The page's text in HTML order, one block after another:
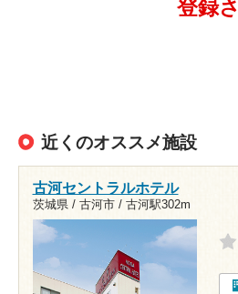
登録
近くのオススメ施設
古河セントラルホテル
茨城県 / 古河市 / 古河駅302m